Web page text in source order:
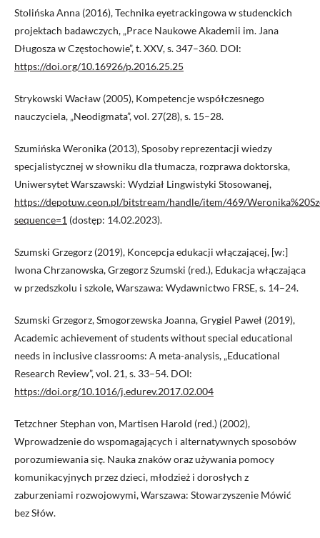
Stolińska Anna (2016), Technika eyetrackingowa w studenckich
projektach badawczych, „Prace Naukowe Akademii im. Jana
Długosza w Częstochowie”, t. XXV, s. 347–360. DOI:
https://doi.org/10.16926/p.2016.25.25
Strykowski Wacław (2005), Kompetencje współczesnego
nauczyciela, „Neodigmata”, vol. 27(28), s. 15–28.
Szumińska Weronika (2013), Sposoby reprezentacji wiedzy
specjalistycznej w słowniku dla tłumacza, rozprawa doktorska,
Uniwersytet Warszawski: Wydział Lingwistyki Stosowanej,
https://depotuw.ceon.pl/bitstream/handle/item/469/
sequence=1 (dostęp: 14.02.2023).
Szumski Grzegorz (2019), Koncepcja edukacji włączającej, [w:]
Iwona Chrzanowska, Grzegorz Szumski (red.), Edukacja włączająca
w przedszkolu i szkole, Warszawa: Wydawnictwo FRSE, s. 14–24.
Szumski Grzegorz, Smogorzewska Joanna, Grygiel Paweł (2019),
Academic achievement of students without special educational
needs in inclusive classrooms: A meta-analysis, „Educational
Research Review”, vol. 21, s. 33–54. DOI:
https://doi.org/10.1016/j.edurev.2017.02.004
Tetzchner Stephan von, Martisen Harold (red.) (2002),
Wprowadzenie do wspomagających i alternatywnych sposobów
porozumiewania się. Nauka znaków oraz używania pomocy
komunikacyjnych przez dzieci, młodzież i dorosłych z
zaburzeniami rozwojowymi, Warszawa: Stowarzyszenie Mówić
bez Słów.